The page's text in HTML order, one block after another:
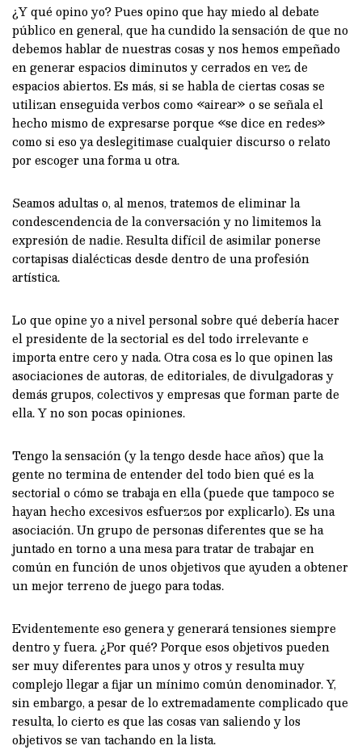
¿Y qué opino yo? Pues opino que hay miedo al debate
público en general, que ha cundido la sensación de que no
debemos hablar de nuestras cosas y nos hemos empeñado
en generar espacios diminutos y cerrados en vez de
espacios abiertos. Es más, si se habla de ciertas cosas se
utilizan enseguida verbos como «airear» o se señala el
hecho mismo de expresarse porque «se dice en redes»
como si eso ya deslegitimase cualquier discurso o relato
por escoger una forma u otra.
Seamos adultas o, al menos, tratemos de eliminar la
condescendencia de la conversación y no limitemos la
expresión de nadie. Resulta difícil de asimilar ponerse
cortapisas dialécticas desde dentro de una profesión
artística.
Lo que opine yo a nivel personal sobre qué debería hacer
el presidente de la sectorial es del todo irrelevante e
importa entre cero y nada. Otra cosa es lo que opinen las
asociaciones de autoras, de editoriales, de divulgadoras y
demás grupos, colectivos y empresas que forman parte de
ella. Y no son pocas opiniones.
Tengo la sensación (y la tengo desde hace años) que la
gente no termina de entender del todo bien qué es la
sectorial o cómo se trabaja en ella (puede que tampoco se
hayan hecho excesivos esfuerzos por explicarlo). Es una
asociación. Un grupo de personas diferentes que se ha
juntado en torno a una mesa para tratar de trabajar en
común en función de unos objetivos que ayuden a obtener
un mejor terreno de juego para todas.
Evidentemente eso genera y generará tensiones siempre
dentro y fuera. ¿Por qué? Porque esos objetivos pueden
ser muy diferentes para unos y otros y resulta muy
complejo llegar a fijar un mínimo común denominador. Y,
sin embargo, a pesar de lo extremadamente complicado que
resulta, lo cierto es que las cosas van saliendo y los
objetivos se van tachando en la lista.